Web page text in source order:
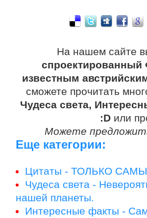
На нашем сайте
спроектированный
известным
сможете прочитать
Чудеса света,
:D или
Можете
Еще категории:
Цитаты - ТОЛЬКО
Чудеса света -
нашей планеты.
Интересные факты -